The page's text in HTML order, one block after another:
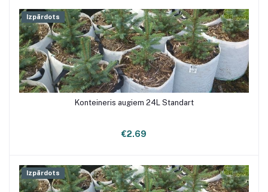
Izpārdots
Konteineris augiem 24L Standart
€2.69
Izpārdots